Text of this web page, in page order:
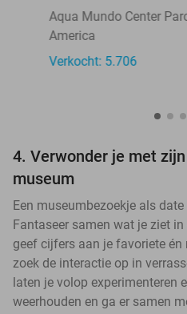
Aqua Mundo Center
America
Verkocht: 5.706
4. Verwonder je met
museum
Een museumbezoekje als
Fantaseer samen wat je ziet
geef cijfers aan je favoriete
zoek de interactie op in
laten je volop experimenteren
weerhouden en ga er samen